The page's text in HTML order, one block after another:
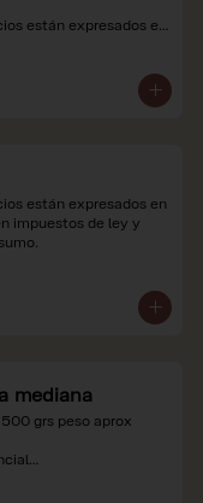
están expresados en
están expresados en
impuestos de ley y
mediana
grs peso aprox